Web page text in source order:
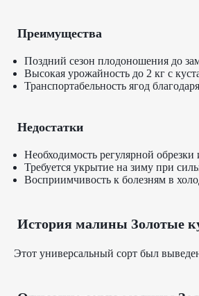
Преимущества
Поздний сезон плодоношения до
Высокая урожайность до 2 кг с
Транспортабельность ягод
Недостатки
Необходимость регулярной
Требуется укрытие на зиму при
Восприимчивость к болезням в
История малины Золотые
Этот универсальный сорт был